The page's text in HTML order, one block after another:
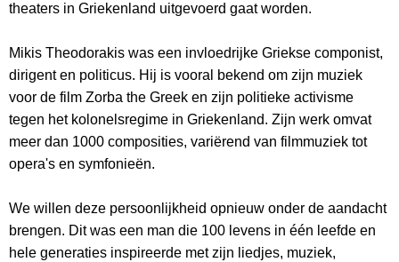
theaters in Griekenland uitgevoerd gaat worden.
Mikis Theodorakis was een invloedrijke Griekse componist,
dirigent en politicus. Hij is vooral bekend om zijn muziek
voor de film Zorba the Greek en zijn politieke activisme
tegen het kolonelsregime in Griekenland. Zijn werk omvat
meer dan 1000 composities, variërend van filmmuziek tot
opera's en symfonieën.
We willen deze persoonlijkheid opnieuw onder de aandacht
brengen. Dit was een man die 100 levens in één leefde en
hele generaties inspireerde met zijn liedjes, muziek,